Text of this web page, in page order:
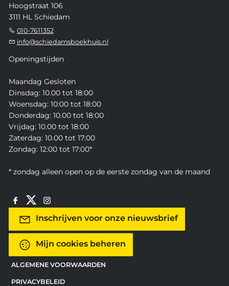
Hoogstraat 106
3111 HL Schiedam
010-7611352
info@schiedamsboekhuis.nl
Openingstijden
Maandag Gesloten
Dinsdag: 10.00 tot 18:00
Woensdag: 10:00 tot 18:00
Donderdag: 10.00 tot 18:00
Vrijdag: 10.00 tot 18:00
Zaterdag: 10.00 tot 17:00
Zondag: 12:00 tot 17:00*
* zondag alleen open op de eerste zondag van de maand
Inschrijven voor onze nieuwsbrief
Mijn cookies beheren
ALGEMENE VOORWAARDEN
PRIVACYBELEID